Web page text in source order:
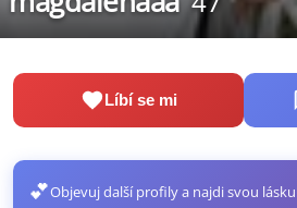
Líbí se mi
💕Objevuj další profily a najdi svou